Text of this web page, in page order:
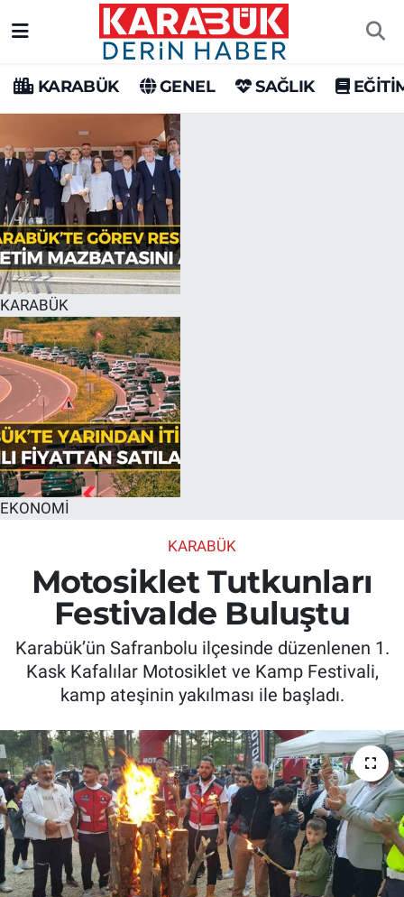
KARABÜK GENEL SAĞLIK
KARABÜK
EKONOMİ
KARABÜK
Motosiklet Tutkunları
Festivalde Buluştu
Karabük’ün Safranbolu ilçesinde düzenlenen 1.
Kask Kafalılar Motosiklet ve Kamp Festivali,
kamp ateşinin yakılması ile başladı.
Karabük Hava Durumu
Karabük Trafik Yoğunluk Haritası
Süper Lig Puan Durumu ve Fikstür
Tüm Manşetler
Son Dakika Haberleri
Haber Arşivi